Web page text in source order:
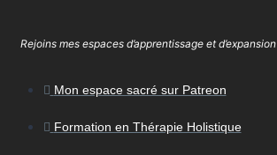
Rejoins mes espaces d’apprentissage et d’expansion
Mon espace sacré sur Patreon
Formation en Thérapie Holistique